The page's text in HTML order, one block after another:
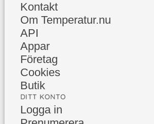
Kontakt
Om Temperatur.nu
API
Appar
Företag
Cookies
Butik
DITT KONTO
Logga in